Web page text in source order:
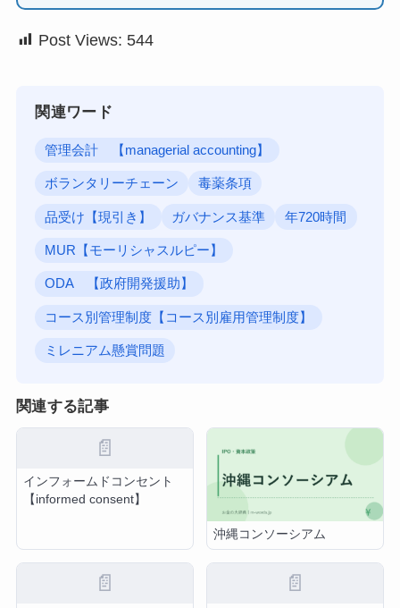
Post Views: 544
関連ワード
管理会計 【managerial accounting】
ボランタリーチェーン 毒薬条項
品受け【現引き】 ガバナンス基準 年720時間
MUR【モーリシャスルピー】
ODA 【政府開発援助】
コース別管理制度【コース別雇用管理制度】
ミレニアム懸賞問題
関連する記事
📄
インフォームドコンセント
【informed consent】
沖縄コンソーシアム
📄 📄